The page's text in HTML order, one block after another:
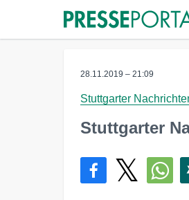
28.11.2019 – 21:09
Stuttgarter
Stuttgarter